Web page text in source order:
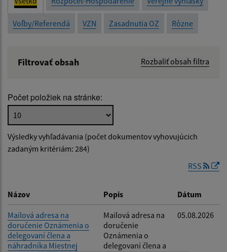
Voľby/Referendá VZN Zasadnutia OZ Rôzne
Filtrovať obsah Rozbaliť obsah filtra
Popis:
Dátum zverejnenia od:
Filtrovať
Počet položiek na stránke:
Výsledky vyhľadávania (počet dokumentov vyhovujúcich
zadaným kritériám: 284)
RSS
Názov Popis Dátum
Mailová adresa na
doručenie Oznámenia o
delegovaní člena a
náhradníka Miestnej
Mailová adresa na
doručenie
Oznámenia o
delegovaní člena a
05.08.2026